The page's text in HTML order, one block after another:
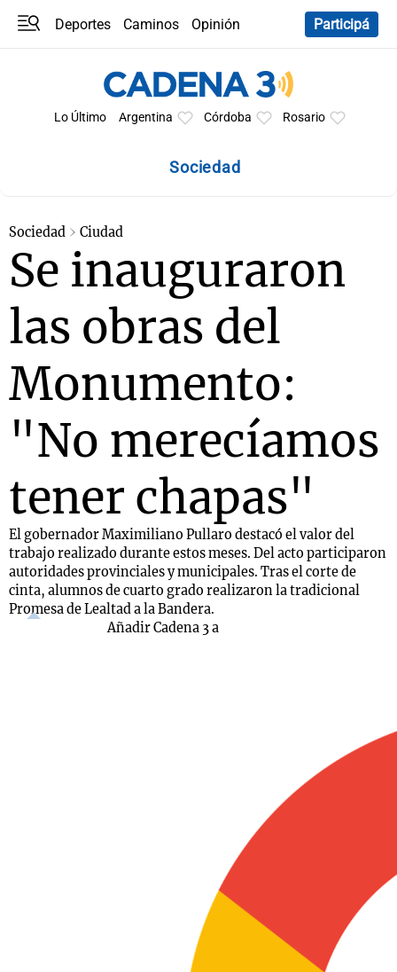
Deportes Caminos
Opinión
Participá
Lo Último Argentina Córdoba Rosario
Sociedad
Sociedad Ciudad
Se inauguraron
las obras del
Monumento:
"No merecíamos
tener chapas"
El gobernador Maximiliano Pullaro destacó el valor del
trabajo realizado durante estos meses. Del acto participaron
autoridades provinciales y municipales. Tras el corte de
cinta, alumnos de cuarto grado realizaron la tradicional
Promesa de Lealtad a la Bandera.
Añadir Cadena 3 a
La Sole en
Cadena 3